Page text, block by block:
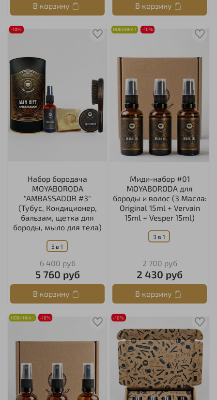
В корзину В корзину
-10%
Набор бородача
MOYABORODA
"AMBASSADOR #3"
(Тубус, Кондиционер,
бальзам, щетка для
бороды, мыло для тела)
5 в 1
6 400 руб
5 760 руб
В корзину
НОВИНКА ! -10%
Миди-набор #01
MOYABORODA для
бороды и волос (3 Масла:
Original 15ml + Vervain
15ml + Vesper 15ml)
3 в 1
2 700 руб
2 430 руб
В корзину
НОВИНКА ! -10% -10%